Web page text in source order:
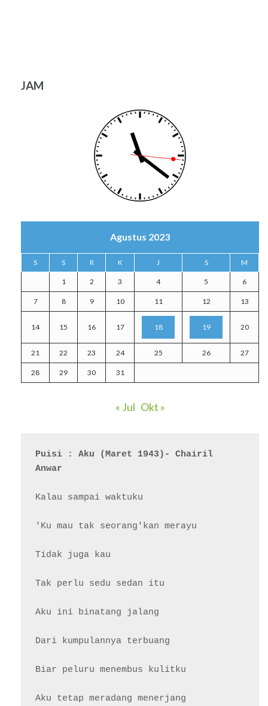
JAM
Agustus 2023
S S R K J S M
1 2 3 4 5 6
7 8 9 10 11 12 13
14 15 16 17 18 19 20
21 22 23 24 25 26 27
28 29 30 31
« Jul Okt »
Puisi : Aku (Maret 1943)- Chairil
Anwar
Kalau sampai waktuku
'Ku mau tak seorang'kan merayu
Tidak juga kau
Tak perlu sedu sedan itu
Aku ini binatang jalang
Dari kumpulannya terbuang
Biar peluru menembus kulitku
Aku tetap meradang menerjang